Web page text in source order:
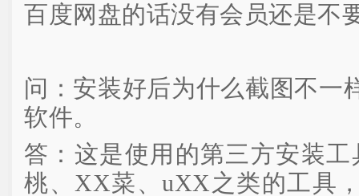
百度网盘的话没有会员还是不
问：安装好后为什么截图不一
软件。
答：这是使用的第三方安装
桃、XX菜、uXX之类的工具